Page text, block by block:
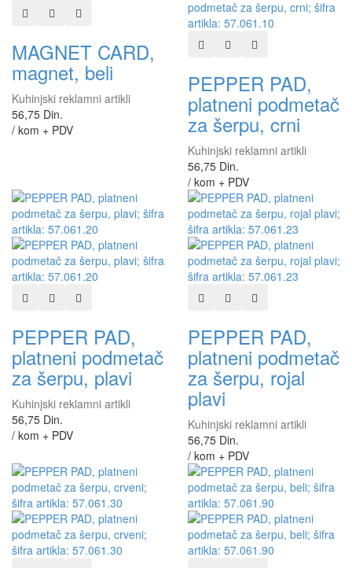
Dodaj u listu želja
Dodaj u listu za poređenje
MAGNET CARD,
magnet, beli
Kuhinjski reklamni artikli
56,75 Din.
/ kom + PDV
Dodaj u listu želja
Dodaj u listu za
PEPPER PAD,
platneni podmetač
za šerpu, crni
Kuhinjski reklamni artikli
56,75 Din.
/ kom + PDV
Dodaj u listu želja
Dodaj u listu za poređenje
PEPPER PAD,
platneni podmetač
za šerpu, plavi
Kuhinjski reklamni artikli
56,75 Din.
/ kom + PDV
Dodaj u listu želja
Dodaj u listu za
PEPPER PAD,
platneni podmetač
za šerpu, rojal
plavi
Kuhinjski reklamni artikli
56,75 Din.
/ kom + PDV